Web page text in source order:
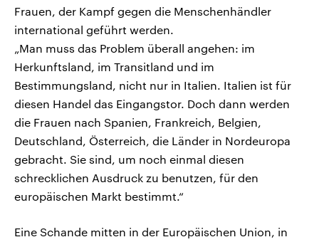
Frauen, der Kampf gegen die Menschenhändler
international geführt werden.
„Man muss das Problem überall angehen: im
Herkunftsland, im Transitland und im
Bestimmungsland, nicht nur in Italien. Italien ist für
diesen Handel das Eingangstor. Doch dann werden
die Frauen nach Spanien, Frankreich, Belgien,
Deutschland, Österreich, die Länder in Nordeuropa
gebracht. Sie sind, um noch einmal diesen
schrecklichen Ausdruck zu benutzen, für den
europäischen Markt bestimmt.“
Eine Schande mitten in der Europäischen Union, in